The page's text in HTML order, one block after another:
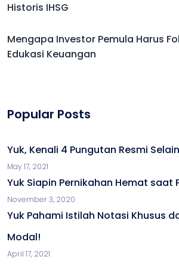
Historis IHSG
Mengapa Investor Pemula Harus
Edukasi Keuangan
Popular Posts
Yuk, Kenali 4 Pungutan Resmi
May 17, 2021
Yuk Siapin Pernikahan Hemat saat
November 3, 2020
Yuk Pahami Istilah Notasi Khusus
Modal!
April 17, 2021